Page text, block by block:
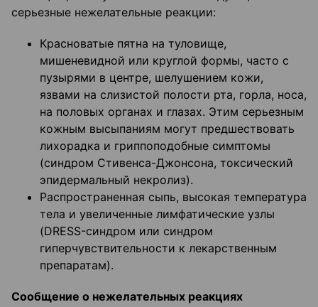
серьезные нежелательные реакции:
Красноватые пятна на туловище,
мишеневидной или круглой формы, часто с
пузырями в центре, шелушением кожи,
язвами на слизистой полости рта, горла, носа,
на половых органах и глазах. Этим серьезным
кожным высыпаниям могут предшествовать
лихорадка и гриппоподобные симптомы
(синдром Стивенса-Джонсона, токсический
эпидермальный некролиз).
Распространенная сыпь, высокая температура
тела и увеличенные лимфатические узлы
(DRESS-синдром или синдром
гиперчувствительности к лекарственным
препаратам).
Сообщение о нежелательных реакциях